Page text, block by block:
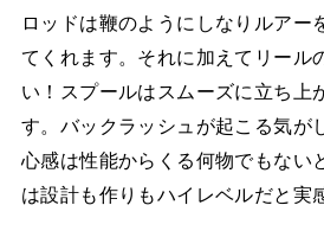
ロッドは鞭のようにしなりルアー
てくれます。それに加えてリール
い！スプールはスムーズに立ち上
す。バックラッシュが起こる気が
心感は性能からくる何物でもない
は設計も作りもハイレベルだと実